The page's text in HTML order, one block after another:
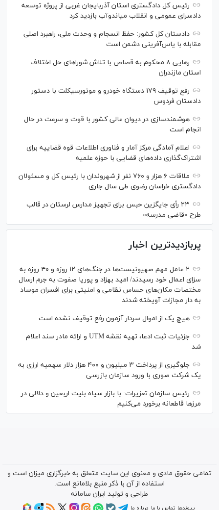
رئیس کل دادگستری استان آذربایجان غربی از پروژه توسعه
دادسرای عمومی و انقلاب میاندوآب بازدید کرد
دادستان کل کشور: حفظ انسجام و وحدت ملی، راهبرد اصلی
مقابله با یاس‌آفرینی دشمن است
رهایی ۸ محکوم به قصاص با تلاش شورا‌های حل اختلاف
استان مازندران
رفع توقیف ۱۷۹ دستگاه خودرو و موتورسیکلت با دستور
دادستان فردوس
هوشمندسازی در دیوان عالی کشور با قوت و سرعت در حال
انجام است
اعلام آمادگی مرکز آمار و فناوری اطلاعات قوه قضاییه برای
اشتراک‌گذاری داده‌های قضایی با حوزه علمیه
ملاقات ۶ هزار و ۷۶۰ نفر از شهروندان با رئیس کل و مسئولان
دادگستری خراسان رضوی طی سال جاری
۲۳ رأی جایگزین حبس برای تجهیز مدارس لرستان در قالب
طرح «قاضی مدرسه»
پربازدیدترین اخبار
۲ عامل مهم صهیونیست‌ها در جنگ‌های ۱۲ روزه و ۴۰ روزه به
سزای اعمال خود رسیدند/ امید بهزاد و پوریا صفوت به جرم ارسال
مختصات مکان‌های حساس نظامی و امنیتی برای افسران موساد
به دار مجازات آویخته شدند
هیچ یک از اموال سردار آزمون رفع توقیف نشده است
جزئیات ثبت ادعا، تهیه نقشه UTM و ارائه مادر سند اعلام
شد
جلوگیری از پرداخت ۳ میلیون و ۴۰۰ هزار دلار سهمیه ارزی به
یک شرکت صوری با ورود سازمان بازرسی
رئیس سازمان تعزیرات: با بازار سیاه بلیت اربعین و دلالی در
مرز‌ها قاطعانه برخورد می‌کنیم
تمامی حقوق مادی و معنوی این سایت متعلق به خبرگزاری میزان است و
استفاده از آن با ذکر منبع بلامانع است.
طراحی و تولید ایران سامانه
پیوندها تماس با ما درباره ما